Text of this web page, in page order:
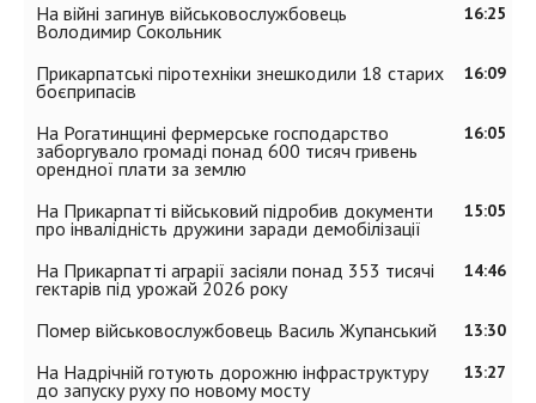
16:25
На війні загинув військовослужбовець
Володимир Сокольник
16:09
Прикарпатські піротехніки знешкодили 18 старих
боєприпасів
16:05
На Рогатинщині фермерське господарство
заборгувало громаді понад 600 тисяч гривень
орендної плати за землю
15:05
На Прикарпатті військовий підробив документи
про інвалідність дружини заради демобілізації
14:46
На Прикарпатті аграрії засіяли понад 353 тисячі
гектарів під урожай 2026 року
13:30
Помер військовослужбовець Василь Жупанський
13:27
На Надрічній готують дорожню інфраструктуру
до запуску руху по новому мосту